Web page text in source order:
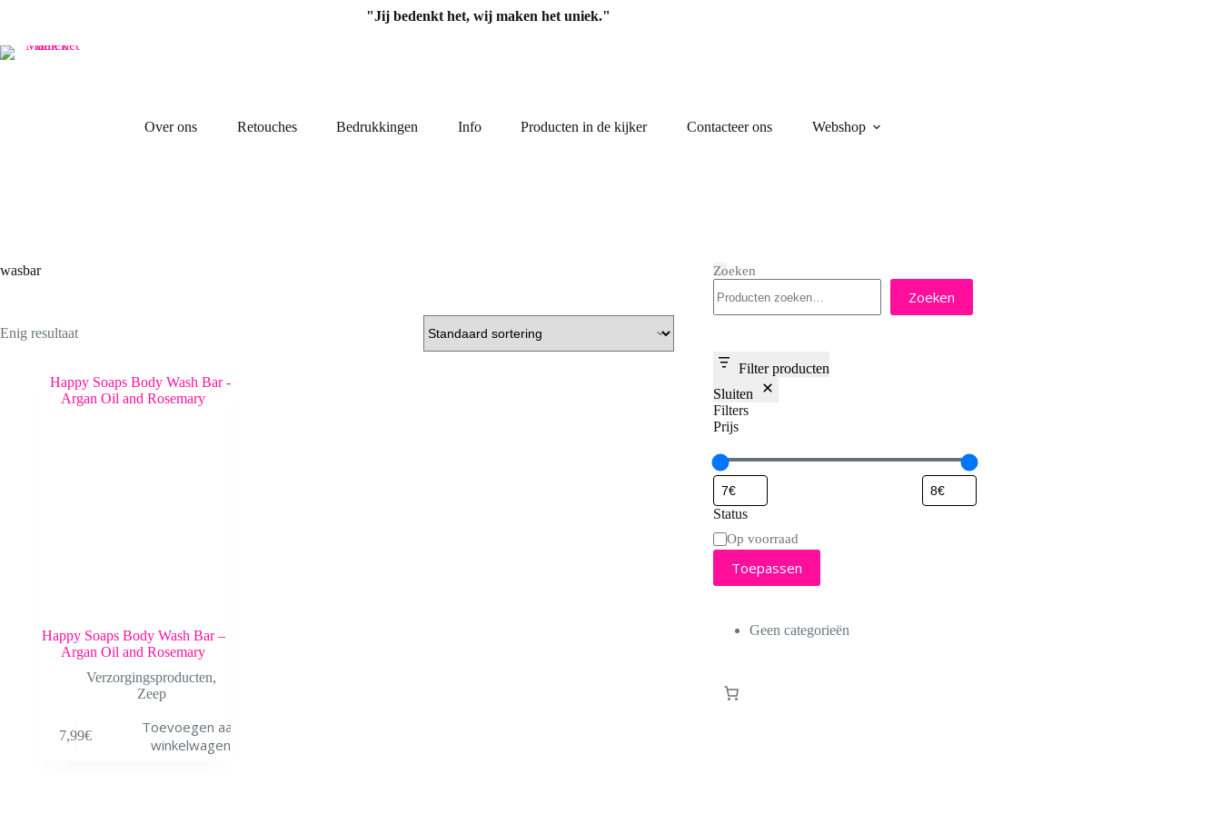
inhoud
"Jij bedenkt het, wij maken het uniek."
Over ons Retouches Bedrukkingen Info Producten in de kijker Contacteer ons Webshop
wasbar
Enig resultaat
Happy Soaps Body Wash Bar –
Argan Oil and Rosemary
Verzorgingsproducten,
Zeep
7,99€
Toevoegen aan
winkelwagen
Zoeken
Zoeken
Filter producten
Sluiten
Filters
Prijs
Status
StatusOp voorraad
Toepassen
Geen categorieën